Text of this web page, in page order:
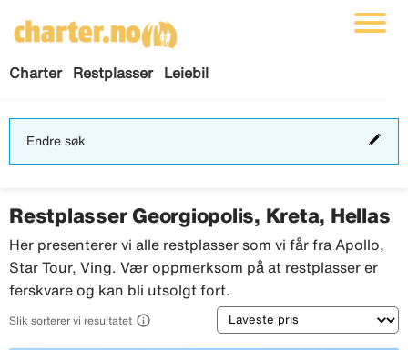
Charter Restplasser Leiebil
Endre søk
Restplasser Georgiopolis, Kreta, Hellas
Her presenterer vi alle restplasser som vi får fra Apollo,
Star Tour, Ving. Vær oppmerksom på at restplasser er
ferskvare og kan bli utsolgt fort.
Slik sorterer vi resultatet  Sortering